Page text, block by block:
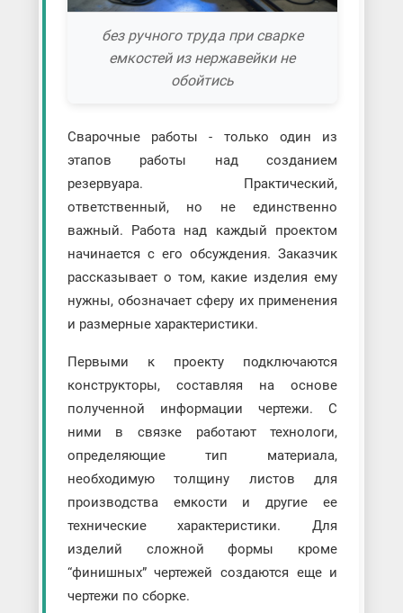
без ручного труда при сварке
емкостей из нержавейки не
обойтись
Сварочные работы - только один из
этапов работы над созданием
резервуара. Практический,
ответственный, но не единственно
важный. Работа над каждый проектом
начинается с его обсуждения. Заказчик
рассказывает о том, какие изделия ему
нужны, обозначает сферу их применения
и размерные характеристики.
Первыми к проекту подключаются
конструкторы, составляя на основе
полученной информации чертежи. С
ними в связке работают технологи,
определяющие тип материала,
необходимую толщину листов для
производства емкости и другие ее
технические характеристики. Для
изделий сложной формы кроме
“финишных” чертежей создаются еще и
чертежи по сборке.